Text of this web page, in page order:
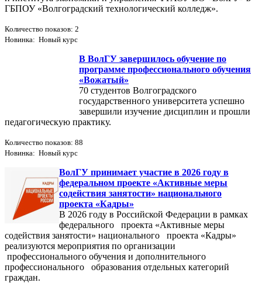
ГБПОУ «Волгоградский технологический колледж».
Количество показов: 2
Новинка: Новый курс
В ВолГУ завершилось обучение по
программе профессионального обучения
«Вожатый»
70 студентов Волгоградского
государственного университета успешно
завершили изучение дисциплин и прошли
педагогическую практику.
Количество показов: 88
Новинка: Новый курс
ВолГУ принимает участие в 2026 году в
федеральном проекте «Активные меры
содействия занятости» национального
проекта «Кадры»
В 2026 году в Российской Федерации в рамках
федерального проекта «Активные меры
содействия занятости» национального проекта «Кадры»
реализуются мероприятия по организации
профессионального обучения и дополнительного
профессионального образования отдельных категорий
граждан.